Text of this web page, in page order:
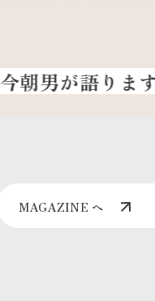
MAGAZINE へ